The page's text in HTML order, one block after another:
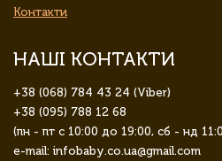
Контакти
НАШІ КОНТАКТИ
+38 (068) 784 43 24 (Viber)
+38 (095) 788 12 68
(пн - пт с 10:00 до 19:00, сб - нд
e-mail: infobaby.co.ua@gmail.com